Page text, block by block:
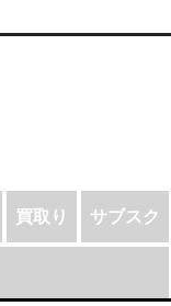
買取り サブスク